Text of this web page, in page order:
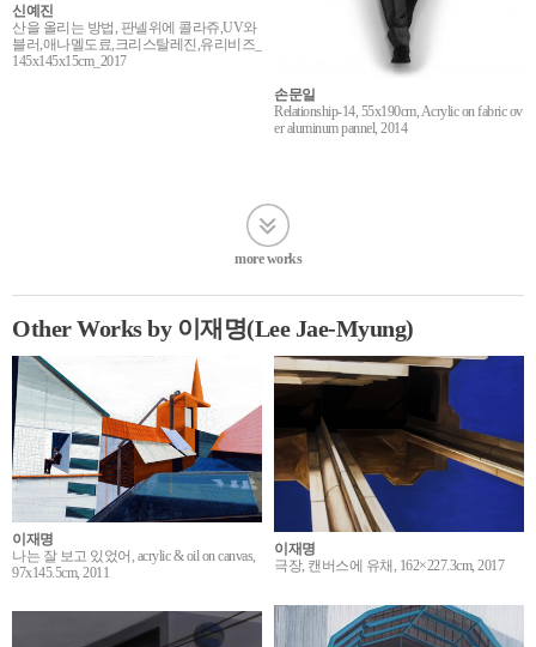
손문일
Relationship-14, 55x190cm, Acrylic on fabric ov
er aluminum pannel, 2014
신예진
산을 올리는 방법, 판넬위에 콜라쥬,UV와
블러,애나멜도료,크리스탈레진,유리비즈_
145x145x15cm_2017
more works
Other Works by 이재명(Lee Jae-Myung)
이재명
나는 잘 보고 있었어, acrylic & oil on canvas,
97x145.5cm, 2011
이재명
극장, 캔버스에 유채, 162×227.3cm, 2017